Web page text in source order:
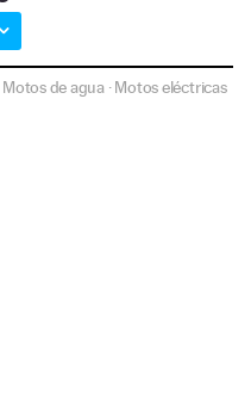
Motos de agua·Motos eléctricas